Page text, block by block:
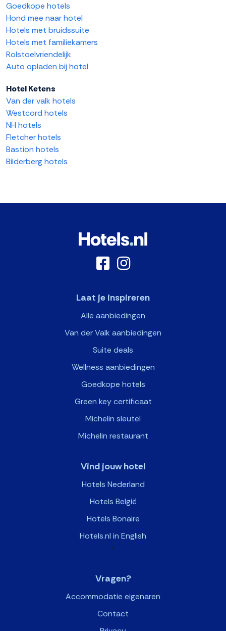
Goedkope hotels
Hond mee naar hotel
Hotels met bruidssuite
Hotels met familiekamers
Rolstoelvriendelijk
Auto opladen bij hotel
Hotel Ketens
Van der valk hotels
Westcord hotels
NH hotels
Fletcher hotels
Bastion hotels
Bilderberg hotels
Laat je inspireren
Alle aanbiedingen
Van der Valk aanbiedingen
Suite deals
Wellness aanbiedingen
Goedkope hotels
Green key certificaat
Michelin sleutel
Michelin restaurant
Vind jouw hotel
Hotels Nederland
Hotels België
Hotels Bonaire
Hotels.nl in English
>
Vragen?
Accommodatie eigenaren
Contact